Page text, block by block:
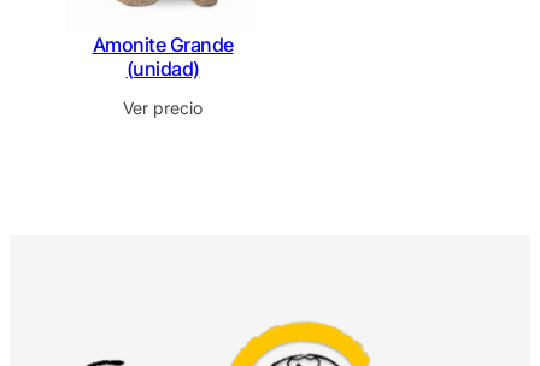
Amonite Grande
(unidad)
Ver precio